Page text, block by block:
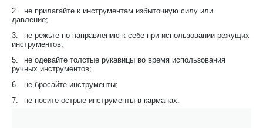
2.
не прилагайте к инструментам избыточную силу или
давление;
3.
не режьте по направлению к себе при использовании режущих
инструментов;
5.
не одевайте толстые рукавицы во время использования
ручных инструментов;
6.
не бросайте инструменты;
7.
не носите острые инструменты в карманах.